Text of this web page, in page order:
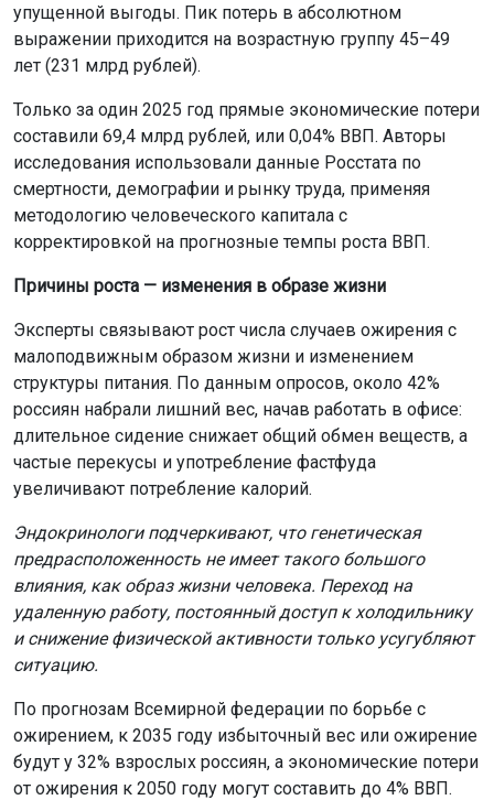
упущенной выгоды. Пик потерь в абсолютном
выражении приходится на возрастную группу 45–49
лет (231 млрд рублей).
Только за один 2025 год прямые экономические потери
составили 69,4 млрд рублей, или 0,04% ВВП. Авторы
исследования использовали данные Росстата по
смертности, демографии и рынку труда, применяя
методологию человеческого капитала с
корректировкой на прогнозные темпы роста ВВП.
Причины роста — изменения в образе жизни
Эксперты связывают рост числа случаев ожирения с
малоподвижным образом жизни и изменением
структуры питания. По данным опросов, около 42%
россиян набрали лишний вес, начав работать в офисе:
длительное сидение снижает общий обмен веществ, а
частые перекусы и употребление фастфуда
увеличивают потребление калорий.
Эндокринологи подчеркивают, что генетическая
предрасположенность не имеет такого большого
влияния, как образ жизни человека. Переход на
удаленную работу, постоянный доступ к холодильнику
и снижение физической активности только усугубляют
ситуацию.
По прогнозам Всемирной федерации по борьбе с
ожирением, к 2035 году избыточный вес или ожирение
будут у 32% взрослых россиян, а экономические потери
от ожирения к 2050 году могут составить до 4% ВВП.